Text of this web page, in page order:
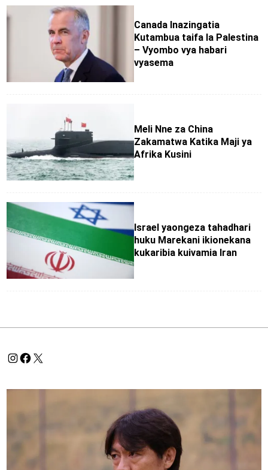
Canada Inazingatia
Kutambua taifa la Palestina
– Vyombo vya habari
vyasema
Meli Nne za China
Zakamatwa Katika Maji ya
Afrika Kusini
Israel yaongeza tahadhari
huku Marekani ikionekana
kukaribia kuivamia Iran